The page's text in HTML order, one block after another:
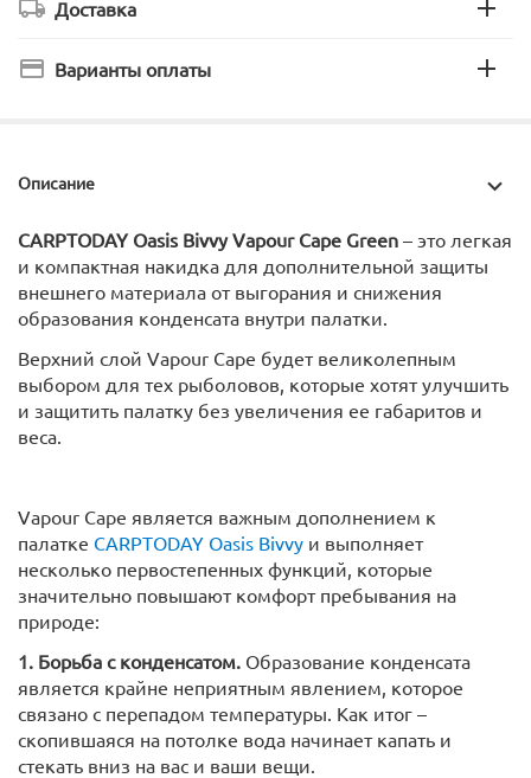
Доставка
Варианты оплаты
Описание
CARPTODAY Oasis Bivvy Vapour Cape Green – это легкая
и компактная накидка для дополнительной защиты
внешнего материала от выгорания и снижения
образования конденсата внутри палатки.
Верхний слой Vapour Cape будет великолепным
выбором для тех рыболовов, которые хотят улучшить
и защитить палатку без увеличения ее габаритов и
веса.
Vapour Cape является важным дополнением к
палатке CARPTODAY Oasis Bivvy и выполняет
несколько первостепенных функций, которые
значительно повышают комфорт пребывания на
природе:
1. Борьба с конденсатом. Образование конденсата
является крайне неприятным явлением, которое
связано с перепадом температуры. Как итог –
скопившаяся на потолке вода начинает капать и
стекать вниз на вас и ваши вещи.